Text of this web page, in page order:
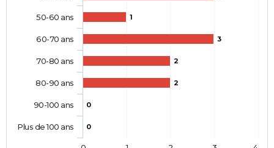
1
3
2
2
0
0
50-60 ans
60-70 ans
70-80 ans
80-90 ans
90-100 ans
Plus de 100 ans